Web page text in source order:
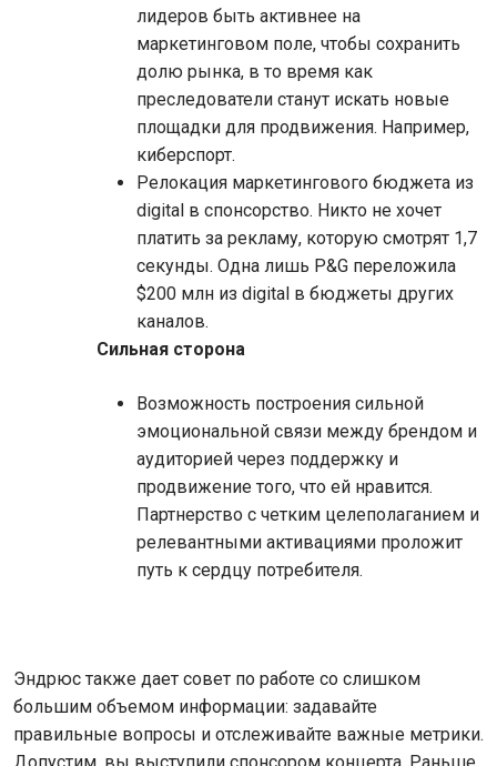
лидеров быть активнее на
маркетинговом поле, чтобы сохранить
долю рынка, в то время как
преследователи станут искать новые
площадки для продвижения. Например,
киберспорт.
Релокация маркетингового бюджета из
digital в спонсорство. Никто не хочет
платить за рекламу, которую смотрят 1,7
секунды. Одна лишь P&G переложила
$200 млн из digital в бюджеты других
каналов.
Сильная сторона
Возможность построения сильной
эмоциональной связи между брендом и
аудиторией через поддержку и
продвижение того, что ей нравится.
Партнерство с четким целеполаганием и
релевантными активациями проложит
путь к сердцу потребителя.
Эндрюс также дает совет по работе со слишком
большим объемом информации: задавайте
правильные вопросы и отслеживайте важные метрики.